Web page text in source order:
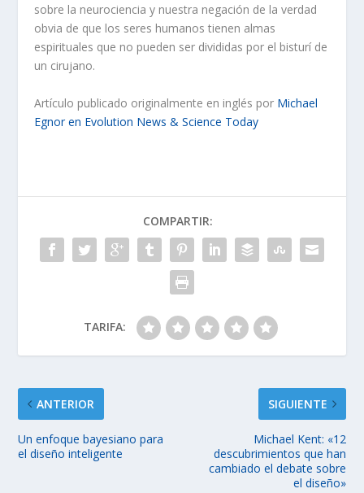
sobre la neurociencia y nuestra negación de la verdad
obvia de que los seres humanos tienen almas
espirituales que no pueden ser divididas por el bisturí de
un cirujano.
Artículo publicado originalmente en inglés por Michael
Egnor en Evolution News & Science Today
COMPARTIR:
TARIFA:
ANTERIOR
Un enfoque bayesiano para
el diseño inteligente
SIGUIENTE
Michael Kent: «12
descubrimientos que han
cambiado el debate sobre
el diseño»